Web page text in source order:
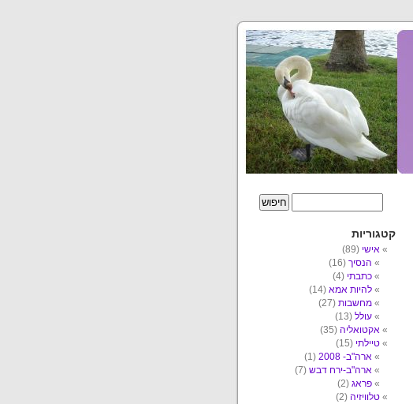
קטגוריות
אישי (89)
הנסיך (16)
כתבתי (4)
להיות אמא (14)
מחשבות (27)
עולל (13)
אקטואליה (35)
טיילתי (15)
ארה"ב- 2008
(1)
ארה"ב-ירח דבש (7)
פראג (2)
טלוויזיה (2)